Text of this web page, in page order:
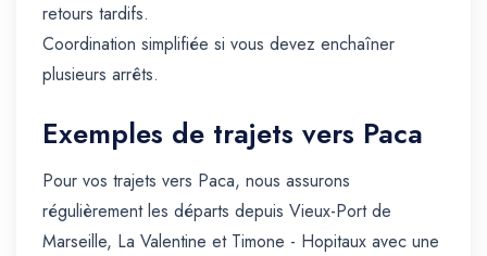
retours tardifs.
Coordination simplifiée si vous devez enchaîner
plusieurs arrêts.
Exemples de trajets vers Paca
Pour vos trajets vers Paca, nous assurons
régulièrement les départs depuis Vieux-Port de
Marseille, La Valentine et Timone - Hopitaux avec une